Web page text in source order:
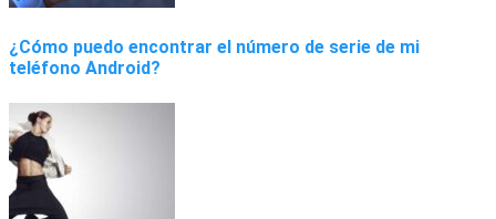
¿Cómo puedo encontrar el número de serie de mi
teléfono Android?